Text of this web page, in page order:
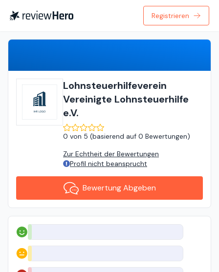
Registrieren
Lohnsteuerhilfeverein
Vereinigte Lohnsteuerhilfe
e.V.
0 von 5 (basierend auf 0 Bewertungen)
Zur Echtheit der Bewertungen
Profil nicht beansprucht
Bewertung Abgeben
Positiv
Neutral